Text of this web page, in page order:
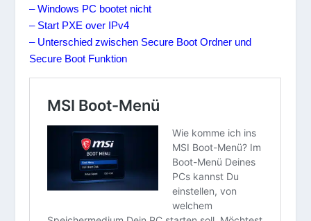
– Windows PC bootet nicht
– Start PXE over IPv4
– Unterschied zwischen Secure Boot Ordner und
Secure Boot Funktion